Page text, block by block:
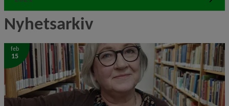
Nyhetsarkiv
feb
15
Ingalill Stenmark, Foto: Bertil Janson